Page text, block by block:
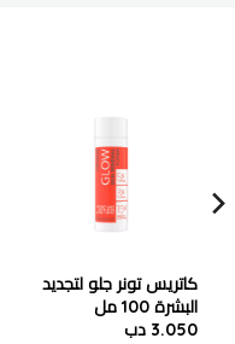
كاتريس تونر جلو لتجديد
البشرة 100 مل
3.050 دب